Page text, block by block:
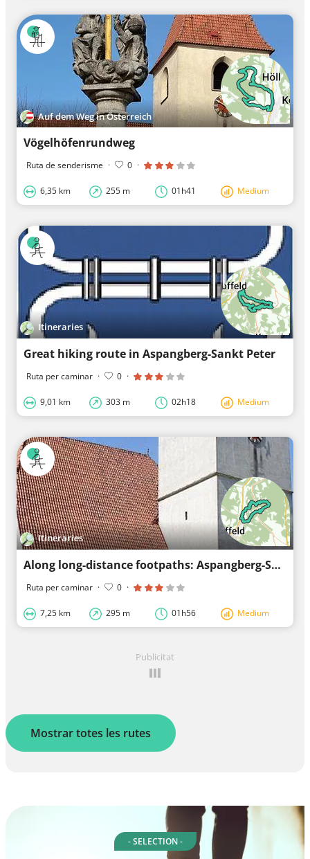
Auf dem Weg in Österreich
Vögelhöfenrundweg
Ruta de senderisme · 0 ·
6,35 km 255 m 01h41 Medium
Itineraries
Great hiking route in Aspangberg-Sankt Peter
Ruta per caminar · 0 ·
9,01 km 303 m 02h18 Medium
Itineraries
Along long-distance footpaths: Aspangberg-Sankt Peter
Ruta per caminar · 0 ·
7,25 km 295 m 01h56 Medium
Publicitat
Mostrar totes les rutes
- SELECTION -